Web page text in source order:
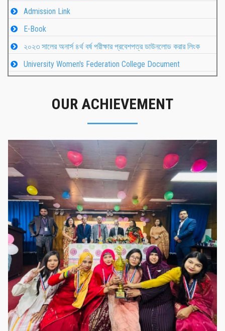
Admission Link
E-Book
২০২৩ সালের অনার্স ৪র্থ বর্ষ পরীক্ষার প্রবেশপত্র ডাউনলোড করার লিংক
University Women's Federation College Document
OUR ACHIEVEMENT
গৌরবের মুহূর্ত
গৌরবের মুহূর্ত